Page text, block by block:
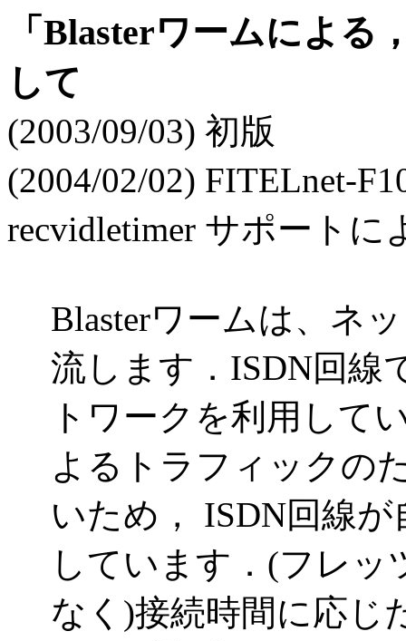
「 Blasterワームによる
して
(2003/09/03) 初版
(2004/02/02) FITELnet-
recvidletimer サポートに
Blasterワームは、ネ
流します．ISDN回線
トワークを利用して
よるトラフィックの
いため， ISDN回線
しています．(フレッ
なく)接続時間に応じ